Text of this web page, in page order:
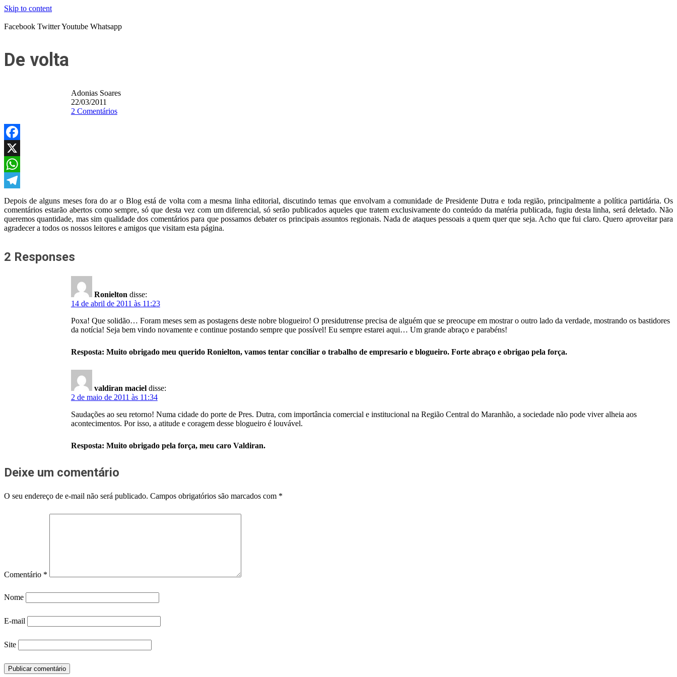
Skip to content
Facebook TwitterYoutube Whatsapp
De volta
Adonias Soares
22/03/2011
2 Comentários
Facebook
X
WhatsApp
Telegram
Depois de alguns meses fora do ar o Blog está de volta com a mesma linha editorial, discutindo temas que envolvam a comunidade de Presidente Dutra e toda região, principalmente a política partidária. Os
comentários estarão abertos como sempre, só que desta vez com um diferencial, só serão publicados aqueles que tratem exclusivamente do conteúdo da matéria publicada, fugiu desta linha, será deletado. Não
queremos quantidade, mas sim qualidade dos comentários para que possamos debater os principais assuntos regionais. Nada de ataques pessoais a quem quer que seja. Acho que fui claro. Quero aproveitar para
agradecer a todos os nossos leitores e amigos que visitam esta página.
2 Responses
Ronielton disse:
14 de abril de 2011 às 11:23
Poxa! Que solidão… Foram meses sem as postagens deste nobre blogueiro! O presidutrense precisa de alguém que se preocupe em mostrar o outro lado da verdade, mostrando os bastidores
da notícia! Seja bem vindo novamente e continue postando sempre que possível! Eu sempre estarei aqui… Um grande abraço e parabéns!
Resposta: Muito obrigado meu querido Ronielton, vamos tentar conciliar o trabalho de empresario e blogueiro. Forte abraço e obrigao pela força.
valdiran maciel disse:
2 de maio de 2011 às 11:34
Saudações ao seu retorno! Numa cidade do porte de Pres. Dutra, com importância comercial e institucional na Região Central do Maranhão, a sociedade não pode viver alheia aos
acontecimentos. Por isso, a atitude e coragem desse blogueiro é louvável.
Resposta: Muito obrigado pela força, meu caro Valdiran.
Deixe um comentário
O seu endereço de e-mail não será publicado. Campos obrigatórios são marcados com *
Comentário *
Nome
E-mail
Site